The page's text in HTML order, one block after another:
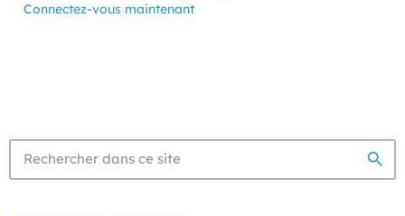
Connectez-vous maintenant
search